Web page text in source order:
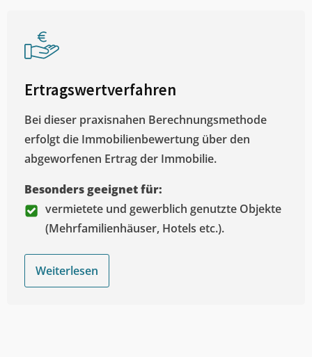
Ertragswertverfahren
Bei dieser praxisnahen Berechnungsmethode
erfolgt die Immobilienbewertung über den
abgeworfenen Ertrag der Immobilie.
Besonders geeignet für:
vermietete und gewerblich genutzte Objekte
(Mehrfamilienhäuser, Hotels etc.).
Weiterlesen